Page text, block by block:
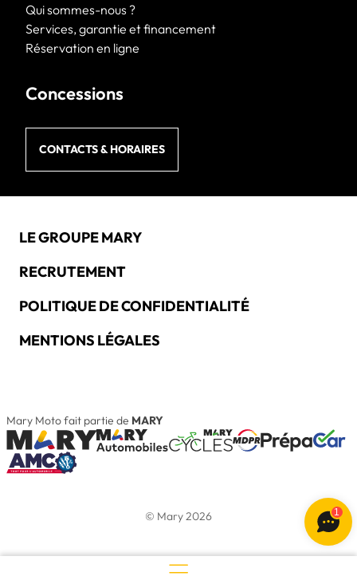
Qui sommes-nous ?
Services, garantie et financement
Réservation en ligne
Concessions
CONTACTS & HORAIRES
LE GROUPE MARY
RECRUTEMENT
POLITIQUE DE CONFIDENTIALITÉ
MENTIONS LÉGALES
Mary Moto fait partie de MARY
© Mary 2026 1